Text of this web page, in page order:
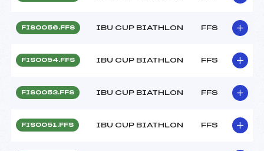
FIS0056.FFS IBU CUP BIATHLON FFS
FIS0054.FFS IBU CUP BIATHLON FFS
FIS0053.FFS IBU CUP BIATHLON FFS
FIS0051.FFS IBU CUP BIATHLON FFS